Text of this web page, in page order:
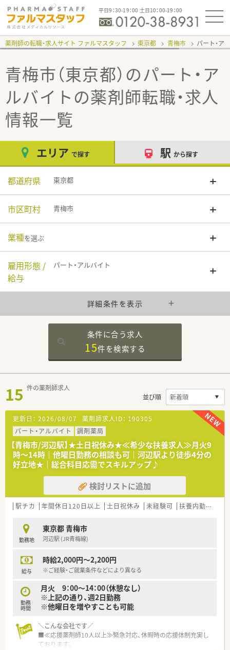
平日9：30-19：00 土日10：00-19：00
薬剤師の転職・求人サイト ファルマスタッフ 東京都 青梅市 パート・ア
青梅市（東京都）のパート・ア
ルバイトの薬剤師転職・求人
情報一覧
エリア で探す 駅 から探す
都道府県 東京都
市区町村 青梅市
業種を選ぶ
雇用形態 /
給与
パート・アルバイト
詳細条件を表示
条件に合う求人
15件を検索する
15 件の薬剤師求人
並び順
更新日： 2026/08/07 薬剤師求人ID： 190305
パート・アルバイト
調剤薬局
【青梅市/河辺駅】★土日祝休み★≪希少な扶養求人≫月火9
時～14時｜他曜日勤務の相談も可｜河辺駅より徒歩4分の
好立地★｜総合科目応需でスキルアップ♪
検討リストに追加
駅チカ 年間休日120日以上 土日祝休み 未経験可 扶養内勤務OK
勤務地
東京都 青梅市
河辺駅 (JR青梅線)
給与
時給2,000円～2,200円
※ご経験・ご就業条件などにより異なる
勤務
時間
月火 9：00～14：00（休憩なし）
※上記の通り、週2日勤務
※他曜日を増やすことも可能
＼こんな会社です／
■≪応援薬剤師10人以上≫緊急対応、休暇時の応援体制充実し
ております。